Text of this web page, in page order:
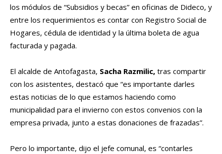
los módulos de “Subsidios y becas” en oficinas de Dideco, y
entre los requerimientos es contar con Registro Social de
Hogares, cédula de identidad y la última boleta de agua
facturada y pagada.
El alcalde de Antofagasta, Sacha Razmilic, tras compartir
con los asistentes, destacó que “es importante darles
estas noticias de lo que estamos haciendo como
municipalidad para el invierno con estos convenios con la
empresa privada, junto a estas donaciones de frazadas”.
Pero lo importante, dijo el jefe comunal, es “contarles